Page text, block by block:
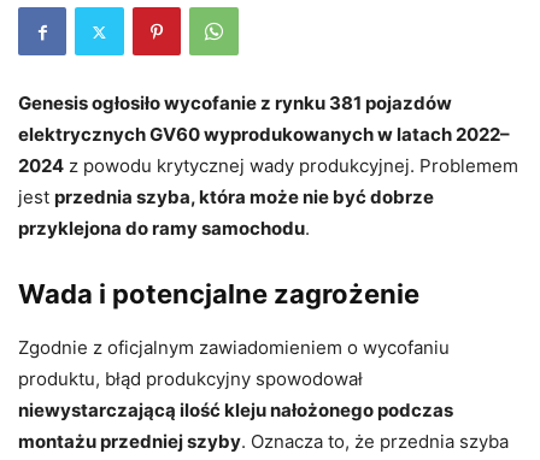
Genesis ogłosiło wycofanie z rynku 381 pojazdów
elektrycznych GV60 wyprodukowanych w latach 2022–
2024 z powodu krytycznej wady produkcyjnej. Problemem
jest przednia szyba, która może nie być dobrze
przyklejona do ramy samochodu.
Wada i potencjalne zagrożenie
Zgodnie z oficjalnym zawiadomieniem o wycofaniu
produktu, błąd produkcyjny spowodował
niewystarczającą ilość kleju nałożonego podczas
montażu przedniej szyby. Oznacza to, że przednia szyba